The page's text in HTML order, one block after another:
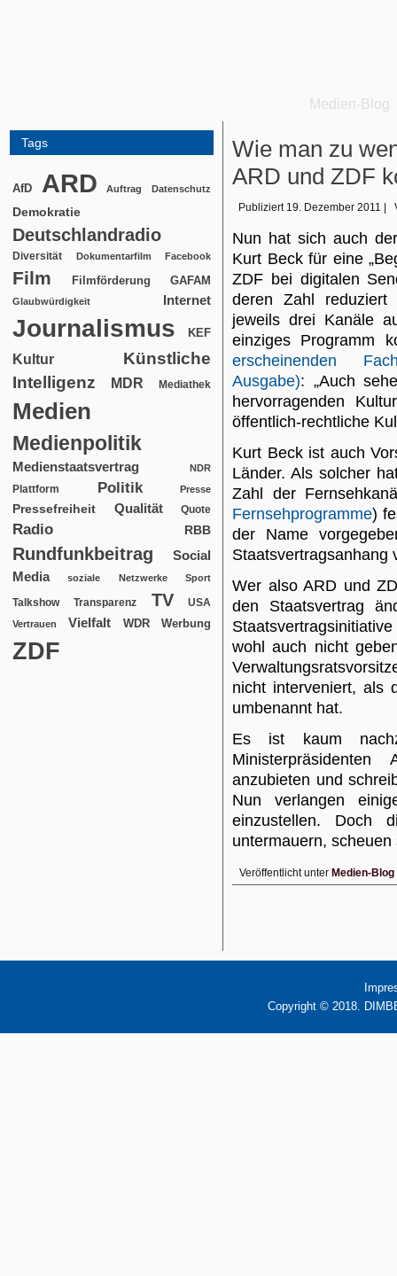
Medien-Blog
Tags
AfD ARD Auftrag Datenschutz
Demokratie
Deutschlandradio
Diversität Dokumentarfilm Facebook
Film Filmförderung GAFAM
Glaubwürdigkeit Internet
Journalismus KEF
Kultur
Künstliche
Intelligenz
MDR Mediathek
Medien
Medienpolitik
Medienstaatsvertrag NDR
Plattform Politik Presse
Pressefreiheit Qualität Quote
Radio RBB
Rundfunkbeitrag
Social
Media
soziale Netzwerke Sport
Talkshow Transparenz TV USA
Vertrauen Vielfalt WDR Werbung
ZDF
Wie man zu
ARD und ZDF
Publiziert 19. Dezember 2011
Nun hat sich auch
Kurt Beck für eine
ZDF bei digitalen
deren Zahl
jeweils drei Kanäle
einziges Programm
erscheinenden
Ausgabe): „Auch
hervorragenden
öffentlich-rechtliche
Kurt Beck ist auch
Länder. Als solcher
Zahl der
Fernsehprogramme)
der Name
Staatsvertragsanhang
Wer also ARD und
den Staatsvertrag
wohl auch nicht
nicht interveniert, als
umbenannt hat.
Es ist kaum
anzubieten und
Nun verlangen
einzustellen. Doch
untermauern, scheuen
Veröffentlicht unter Medien-Blog
Copyright © 2018.